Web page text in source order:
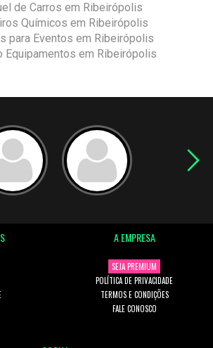
de Carros em Ribeirópolis
Químicos em Ribeirópolis
para Eventos em Ribeirópolis
Equipamentos em Ribeirópolis
A EMPRESA
SEJA PREMIUM
POLÍTICA DE PRIVACIDADE
TERMOS E CONDIÇÕES
FALE CONOSCO